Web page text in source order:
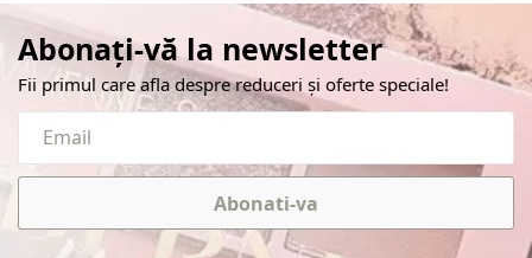
Abonați-vă la newsletter
Fii primul care afla despre reduceri și oferte speciale!
Abonati-va